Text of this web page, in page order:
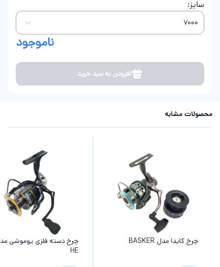
سایز:
ناموجود
افزودن به سبد خرید
محصولات مشابه
چرخ کایدا مدل BASKER
چرخ دسته فلزی یوموشی
HE